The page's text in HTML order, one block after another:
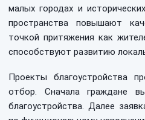
малых городах и
пространства повышают
точкой притяжения как
способствуют развитию
Проекты благоустройства
отбор. Сначала граждане
благоустройства. Далее